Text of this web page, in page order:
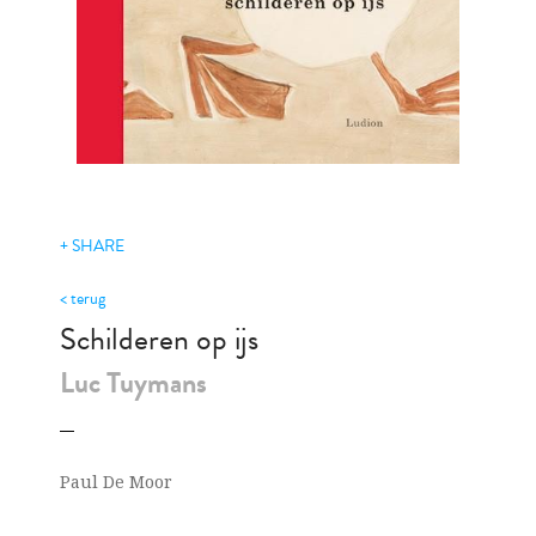
+ SHARE
< terug
Schilderen op ijs
Luc Tuymans
Paul De Moor